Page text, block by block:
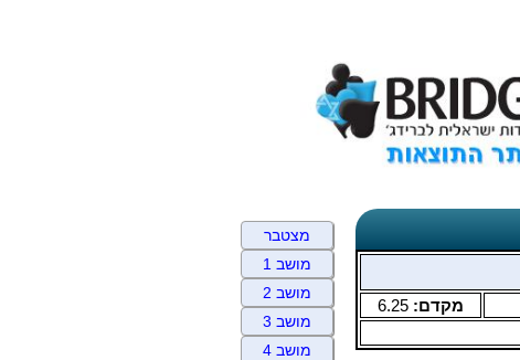
מקדם: 6.25
מצטבר
מושב 1
מושב 2
מושב 3
מושב 4